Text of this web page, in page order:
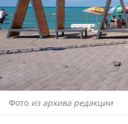
Фото из архива редакции